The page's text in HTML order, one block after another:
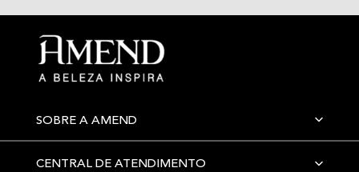
SOBRE A AMEND
CENTRAL DE ATENDIMENTO